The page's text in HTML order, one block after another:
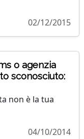
02/12/2015
o agenzia
sconosciuto:
non è la tua
04/10/2014